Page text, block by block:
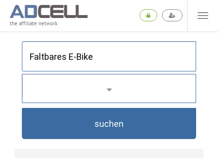
the affiliate network
suchen